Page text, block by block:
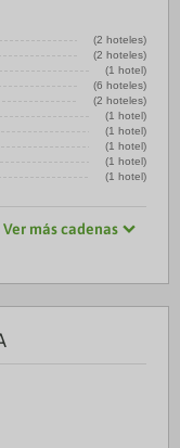
(2 hoteles)
(2 hoteles)
(1 hotel)
(6 hoteles)
(2 hoteles)
(1 hotel)
(1 hotel)
(1 hotel)
(1 hotel)
(1 hotel)
Ver más cadenas